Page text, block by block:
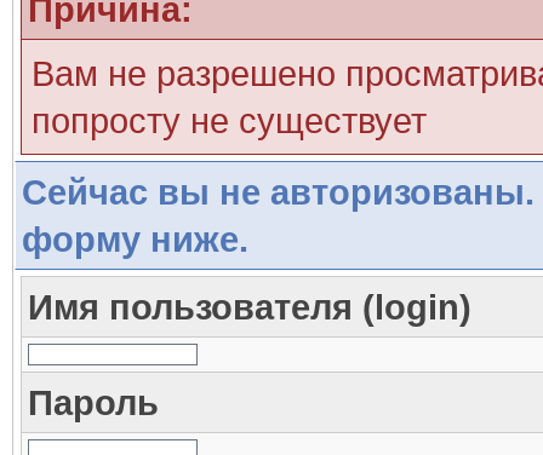
Причина:
Вам не разрешено
попросту не существует
Сейчас вы не авторизованы.
форму ниже.
Имя пользователя (login)
Пароль